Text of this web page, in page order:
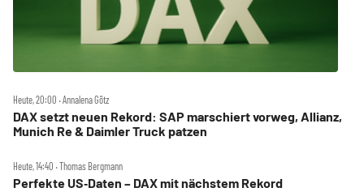
Heute, 20:00 ‧ Annalena Götz
DAX setzt neuen Rekord: SAP marschiert vorweg, Allianz,
Munich Re & Daimler Truck patzen
Heute, 14:40 ‧ Thomas Bergmann
Perfekte US‑Daten – DAX mit nächstem Rekord